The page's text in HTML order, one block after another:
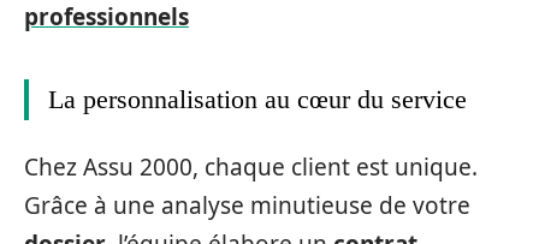
professionnels
La personnalisation au cœur du service
Chez Assu 2000, chaque client est unique.
Grâce à une analyse minutieuse de votre